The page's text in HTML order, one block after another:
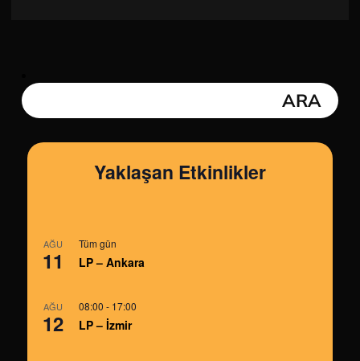
Yaklaşan Etkinlikler
AĞU
11
Tüm gün
LP – Ankara
AĞU
12
08:00 - 17:00
LP – İzmir